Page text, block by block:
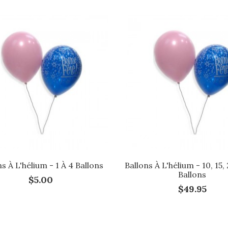
À L'hélium - 1 À 4 Ballons
$5.00
Ballons À L'hélium - 10, 15,
Ballons
$49.95